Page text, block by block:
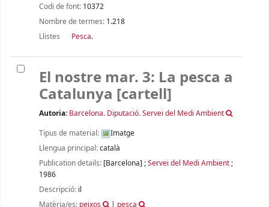
Codi de font: 10372
Nombre de termes: 1.218
Llistes
Pesca.
El nostre mar. 3: La pesca a
Catalunya [cartell]
Autoria: Barcelona. Diputació. Servei del Medi Ambient
Tipus de material:
Imatge
Llengua principal:català
Publication details: [Barcelona] ;Servei del Medi Ambient;
1986
Descripció: il